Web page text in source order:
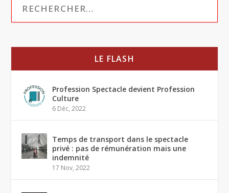
LE FLASH
Profession Spectacle devient Profession
Culture
6 Déc, 2022
Temps de transport dans le spectacle
privé : pas de rémunération mais une
indemnité
17 Nov, 2022